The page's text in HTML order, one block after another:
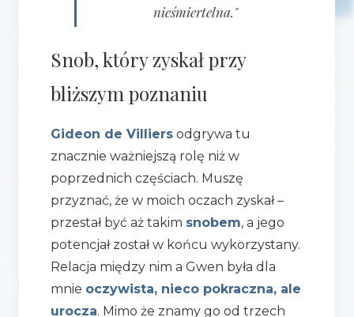
nieśmiertelna."
Snob, który zyskał przy
bliższym poznaniu
Gideon de Villiersodgrywa tu
znacznie ważniejszą rolę niż w
poprzednich częściach. Muszę
przyznać, że w moich oczach zyskał –
przestał być aż takim snobem, a jego
potencjał został w końcu wykorzystany.
Relacja między nim a Gwen była dla
mnie oczywista, nieco pokraczna, ale
urocza. Mimo że znamy go od trzech